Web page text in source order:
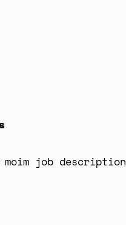
job description